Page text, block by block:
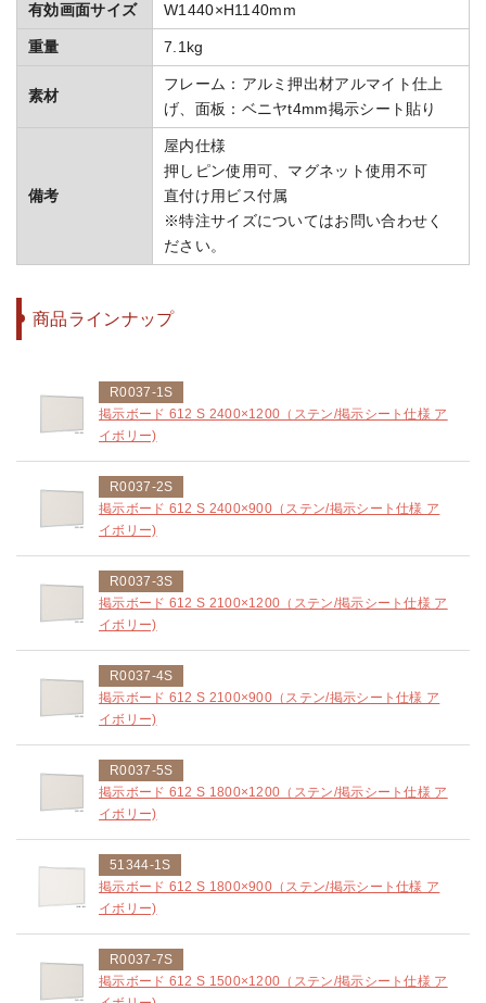
有効画面サイズ W1440×H1140mm
重量 7.1kg
素材
フレーム：アルミ押出材アルマイト仕上
げ、面板：ベニヤt4mm掲示シート貼り
備考
屋内仕様
押しピン使用可、マグネット使用不可
直付け用ビス付属
※特注サイズについてはお問い合わせく
ださい。
商品ラインナップ
R0037-1S
掲示ボード 612 S 2400×1200（ステン/掲示シート仕様 ア
イボリー)
R0037-2S
掲示ボード 612 S 2400×900（ステン/掲示シート仕様 ア
イボリー)
R0037-3S
掲示ボード 612 S 2100×1200（ステン/掲示シート仕様 ア
イボリー)
R0037-4S
掲示ボード 612 S 2100×900（ステン/掲示シート仕様 ア
イボリー)
R0037-5S
掲示ボード 612 S 1800×1200（ステン/掲示シート仕様 ア
イボリー)
51344-1S
掲示ボード 612 S 1800×900（ステン/掲示シート仕様 ア
イボリー)
R0037-7S
掲示ボード 612 S 1500×1200（ステン/掲示シート仕様 ア